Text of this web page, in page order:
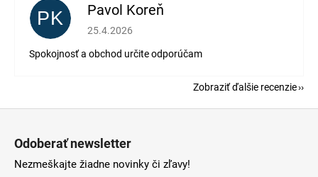
PK Pavol Koreň
Hodnotenie obchodu je 5 z 5 hviezdičiek.
25.4.2026
Spokojnosť a obchod určite odporúčam
Zobraziť ďalšie recenzie
Odoberať newsletter
Nezmeškajte žiadne novinky či zľavy!